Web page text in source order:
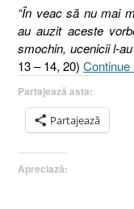
“În veac să nu mai
au auzit aceste
smochin, ucenicii l-
13 – 14, 20) Continue
Partajează asta:
Partajează
Apreciază: